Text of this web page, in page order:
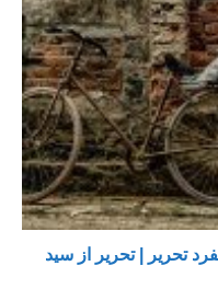
تحریر | تحریر از سید